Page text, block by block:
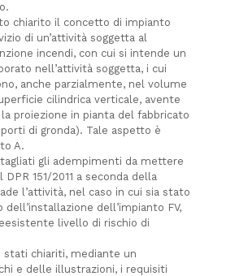
chiarito il concetto di impianto
di un’attività soggetta al
incendi, con cui si intende un
nell’attività soggetta, i cui
anche parzialmente, nel volume
cilindrica verticale, avente
proiezione in pianta del fabbricato
di gronda). Tale aspetto è
A.
gli adempimenti da mettere
151/2011 a seconda della
l’attività, nel caso in cui sia stato
dell’impianto FV,
livello di rischio di
stati chiariti, mediante un
e delle illustrazioni, i requisiti